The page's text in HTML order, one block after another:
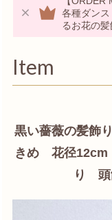
各種ダン
るお花の
Item
黒い薔薇の髪
きめ 花径
り